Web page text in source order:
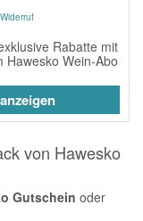
Rabatte mit
Hawesko Wein-Abo
von Hawesko
Gutschein oder